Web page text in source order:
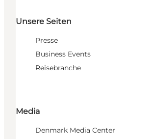
Unsere Seiten
Presse
Business Events
Reisebranche
Media
Denmark Media Center